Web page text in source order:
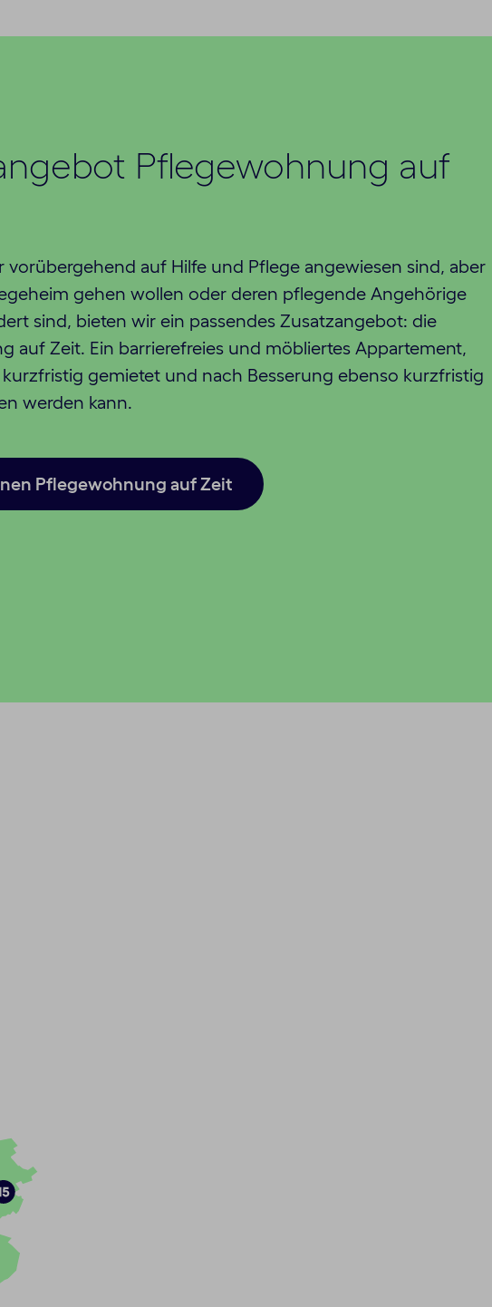
Pflegewohnung auf
vorübergehend auf Hilfe und Pflege angewiesen sind, aber
gehen wollen oder deren pflegende Angehörige
sind, bieten wir ein passendes Zusatzangebot: die
auf Zeit. Ein barrierefreies und möbliertes Appartement,
kurzfristig gemietet und nach Besserung ebenso kurzfristig
werden kann.
Pflegewohnung auf Zeit